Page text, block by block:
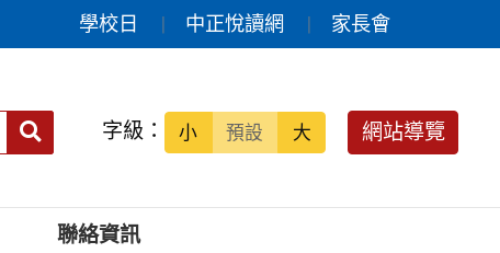
學校日 中正悅讀網 家長會
送出 字級： 小 預設 大 網站導覽
聯絡資訊